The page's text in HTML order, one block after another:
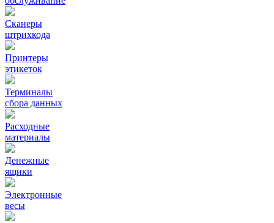
Сканеры
штрихкода
Принтеры
этикеток
Терминалы
сбора данных
Расходные
материалы
Денежные
ящики
Электронные
весы